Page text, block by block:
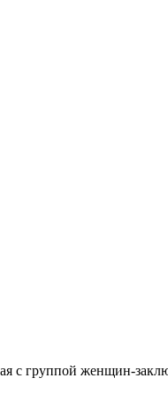
с группой женщин-